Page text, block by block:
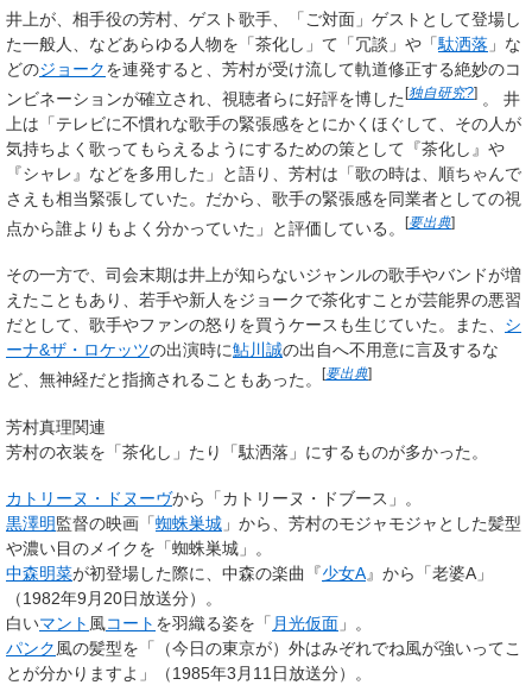
井上が、相手役の芳村、ゲスト歌手、「ご対面」ゲストとして登場し
た一般人、などあらゆる人物を「茶化し」て「冗談」や「駄洒落 」な
どのジョークを連発すると、芳村が受け流して軌道修正する絶妙のコ
ンビネーションが確立され、 視聴者らに好評を博した [独自研究?] 。 井
上は「テレビに不慣れな歌手の緊張感をとにかくほぐして、その人が
気持ちよく歌ってもらえるようにするための策として『茶化し』や
『シャレ』などを多用した」と語り、芳村は「歌の時は、順ちゃんで
さえも相当緊張していた。だから、歌手の緊張感を同業者としての視
点から誰よりもよく分かっていた」と評価している。
[要出典]
その一方で、司会末期は井上が知らないジャンルの歌手やバンドが増
えたこともあり、若手や新人をジョークで茶化すことが芸能界の悪習
だとして、歌手やファンの怒りを買うケースも生じていた。また、 シ
ーナ&ザ・ロケッツの出演時に鮎川誠の出自へ不用意に言及するな
ど、無神経だと指摘されることもあった。
[要出典]
芳村真理関連
芳村の衣装を「茶化し」たり「駄洒落」にするものが多かった。
カトリーヌ・ドヌーヴから「カトリーヌ・ドブース」。
黒澤明監督の映画「蜘蛛巣城 」から、芳村のモジャモジャとした髪型
や濃い目のメイクを「蜘蛛巣城」。
中森明菜が初登場した際に、中森の楽曲『少女A』から「老婆A」
（1982年9月20日放送分）。
白いマント 風コート を羽織る姿を「 月光仮面 」。
パンク 風の髪型を「（今日の東京が）外はみぞれでね風が強いってこ
とが分かりますよ」（1985年3月11日放送分）。